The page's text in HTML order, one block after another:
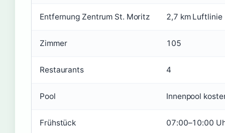
Entfernung Zentrum St. Moritz 2,7 km Luftlinie
Zimmer 105
Restaurants 4
Pool Innenpool
Frühstück 07:00–10:00